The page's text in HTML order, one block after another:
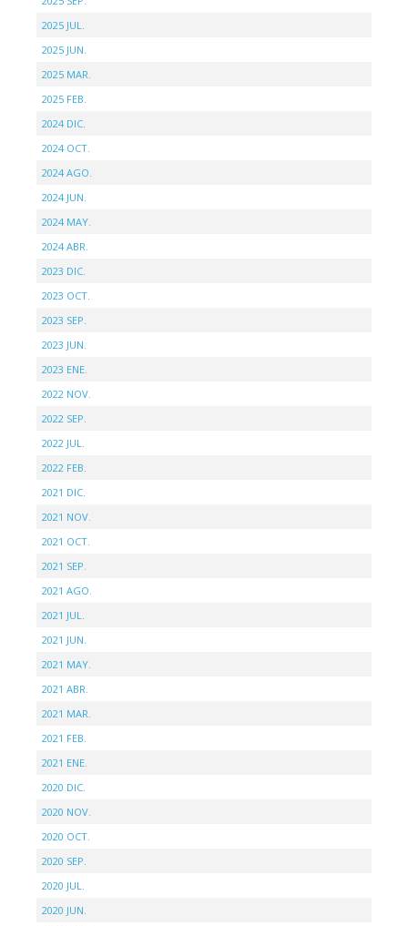
2025 JUL.
2025 JUN.
2025 MAR.
2025 FEB.
2024 DIC.
2024 OCT.
2024 AGO.
2024 JUN.
2024 MAY.
2024 ABR.
2023 DIC.
2023 OCT.
2023 SEP.
2023 JUN.
2023 ENE.
2022 NOV.
2022 SEP.
2022 JUL.
2022 FEB.
2021 DIC.
2021 NOV.
2021 OCT.
2021 SEP.
2021 AGO.
2021 JUL.
2021 JUN.
2021 MAY.
2021 ABR.
2021 MAR.
2021 FEB.
2021 ENE.
2020 DIC.
2020 NOV.
2020 OCT.
2020 SEP.
2020 JUL.
2020 JUN.